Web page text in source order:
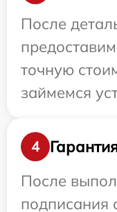
После
точную
займемся
4
После
подписания